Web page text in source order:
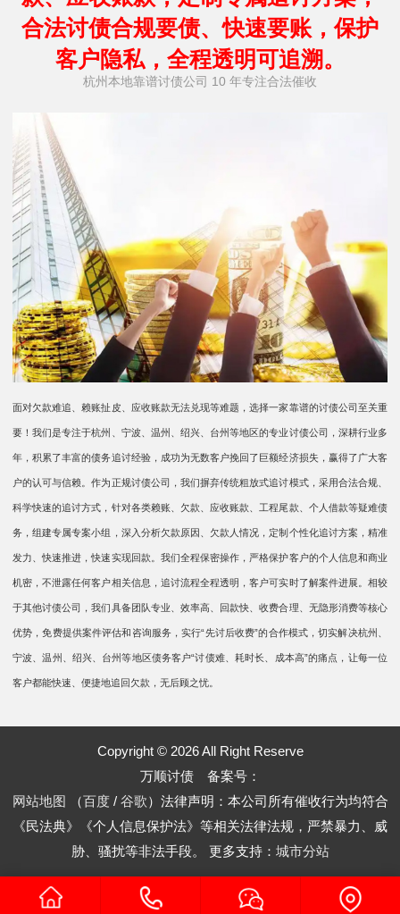
合法讨债合规要债、快速要账，保护
客户隐私，全程透明可追溯。
杭州本地靠谱讨债公司 10 年专注合法催收
面对欠款难追、赖账扯皮、应收账款无法兑现等难题，选择一家靠谱的讨债公司至关重
要！我们是专注于杭州、宁波、温州、绍兴、台州等地区的专业讨债公司，深耕行业多
年，积累了丰富的债务追讨经验，成功为无数客户挽回了巨额经济损失，赢得了广大客
户的认可与信赖。作为正规讨债公司，我们摒弃传统粗放式追讨模式，采用合法合规、
科学快速的追讨方式，针对各类赖账、欠款、应收账款、工程尾款、个人借款等疑难债
务，组建专属专案小组，深入分析欠款原因、欠款人情况，定制个性化追讨方案，精准
发力、快速推进，快速实现回款。我们全程保密操作，严格保护客户的个人信息和商业
机密，不泄露任何客户相关信息，追讨流程全程透明，客户可实时了解案件进展。相较
于其他讨债公司，我们具备团队专业、效率高、回款快、收费合理、无隐形消费等核心
优势，免费提供案件评估和咨询服务，实行“先讨后收费”的合作模式，切实解决杭州、
宁波、温州、绍兴、台州等地区债务客户“讨债难、耗时长、成本高”的痛点，让每一位
客户都能快速、便捷地追回欠款，无后顾之忧。
Copyright © 2026 All Right Reserve
万顺讨债 备案号：
网站地图 （百度/ 谷歌）法律声明：本公司所有催收行为均符合
《民法典》《个人信息保护法》等相关法律法规，严禁暴力、威
胁、骚扰等非法手段。
更多支持： 城市分站